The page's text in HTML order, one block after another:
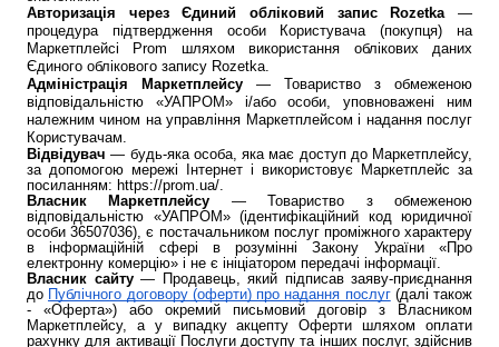
Авторизація через Єдиний обліковий запис Rozetka —
процедура підтвердження особи Користувача (покупця) на
Маркетплейсі Prom шляхом використання облікових даних
Єдиного облікового запису Rozetka.
Адміністрація Маркетплейсу — Товариство з обмеженою
відповідальністю «УАПРОМ» і/або особи, уповноважені ним
належним чином на управління Маркетплейсом і надання послуг
Користувачам.
Відвідувач — будь-яка особа, яка має доступ до Маркетплейсу,
за допомогою мережі Інтернет і використовує Маркетплейс за
посиланням: https://prom.ua/.
Власник Маркетплейсу — Товариство з обмеженою
відповідальністю «УАПРОМ» (ідентифікаційний код юридичної
особи 36507036), є постачальником послуг проміжного характеру
в інформаційній сфері в розумінні Закону України «Про
електронну комерцію» і не є ініціатором передачі інформації.
Власник сайту— Продавець, який підписав заяву-приєднання
до Публічного договору (оферти) про надання послуг(далі також
- «Оферта») або окремий письмовий договір з Власником
Маркетплейсу, а у випадку акцепту Оферти шляхом оплати
рахунку для активації Послуги доступу та інших послуг, здійснив